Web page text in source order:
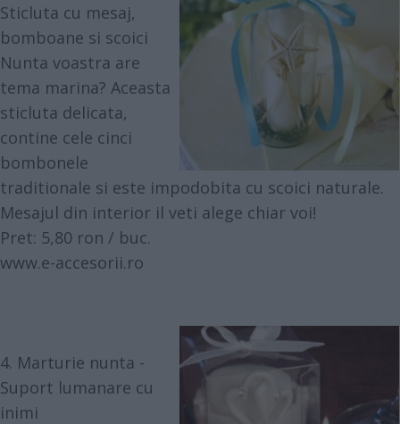
Sticluta cu mesaj,
bomboane si scoici
Nunta voastra are
tema marina? Aceasta
sticluta delicata,
contine cele cinci
bombonele
traditionale si este impodobita cu scoici naturale.
Mesajul din interior il veti alege chiar voi!
Pret: 5,80 ron / buc.
www.e-accesorii.ro
4. Marturie nunta -
Suport lumanare cu
inimi